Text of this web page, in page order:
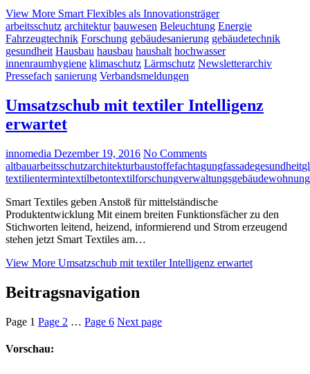
View More Smart Flexibles als Innovationsträger
arbeitsschutz architektur bauwesen Beleuchtung Energie
Fahrzeugtechnik Forschung gebäudesanierung gebäudetechnik
gesundheit Hausbau hausbau haushalt hochwasser
innenraumhygiene klimaschutz Lärmschutz Newsletterarchiv
Pressefach sanierung Verbandsmeldungen
Umsatzschub mit textiler Intelligenz
erwartet
innomedia Dezember 19, 2016 No Comments
altbauarbeitsschutzarchitekturbaustoffefachtagungfassadegesundheit
textilientermintextilbetontextilforschungverwaltungsgebäude
Smart Textiles geben Anstoß für mittelständische
Produktentwicklung Mit einem breiten Funktionsfächer zu den
Stichworten leitend, heizend, informierend und Strom erzeugend
stehen jetzt Smart Textiles am…
View More Umsatzschub mit textiler Intelligenz erwartet
Beitragsnavigation
Page 1 Page 2 … Page 6 Next page
Vorschau: